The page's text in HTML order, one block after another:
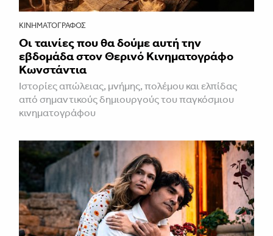
ΚΙΝΗΜΑΤΟΓΡΆΦΟΣ
Οι ταινίες που θα δούμε αυτή την
εβδομάδα στον Θερινό Κινηματογράφο
Κωνστάντια
Ιστορίες απώλειας, μνήμης, πολέμου και ελπίδας
από σημαντικούς δημιουργούς του παγκόσμιου
κινηματογράφου